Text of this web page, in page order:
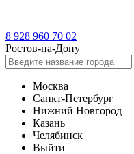
8 928 960 70 02
Ростов-на-Дону
Москва
Санкт-Петербург
Нижний Новгород
Казань
Челябинск
Выйти